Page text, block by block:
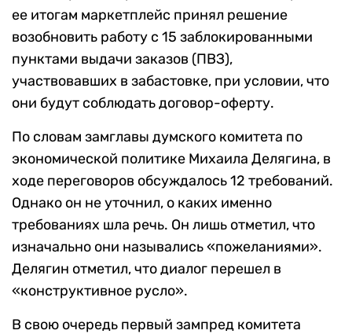
ее итогам маркетплейс принял решение
возобновить работу с 15 заблокированными
пунктами выдачи заказов (ПВЗ),
участвовавших в забастовке, при условии, что
они будут соблюдать договор-оферту.
По словам замглавы думского комитета по
экономической политике Михаила Делягина, в
ходе переговоров обсуждалось 12 требований.
Однако он не уточнил, о каких именно
требованиях шла речь. Он лишь отметил, что
изначально они назывались «пожеланиями».
Делягин отметил, что диалог перешел в
«конструктивное русло».
В свою очередь первый зампред комитета